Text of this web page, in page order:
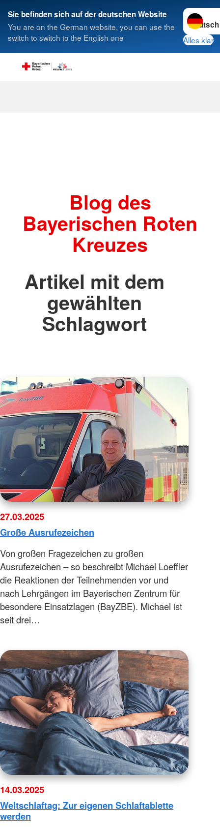
Sie befinden sich auf der deutschen Website
You are on the German website, you can use the
switch to switch to the English one
Sprache
Alles klar
Suche
Blog des
Bayerischen Roten
Kreuzes
Artikel mit dem
gewählten
Schlagwort
27.03.2025
Große Ausrufezeichen
Von großen Fragezeichen zu großen
Ausrufezeichen – so beschreibt Michael Loeffler
die Reaktionen der Teilnehmenden vor und
nach Lehrgängen im Bayerischen Zentrum für
besondere Einsatzlagen (BayZBE). Michael ist
seit drei…
14.03.2025
Weltschlaftag: Zur eigenen Schlaftablette
werden